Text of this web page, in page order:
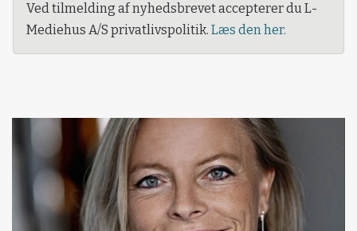
Ved tilmelding af nyhedsbrevet accepterer du L-
Mediehus A/S privatlivspolitik. Læs den her.